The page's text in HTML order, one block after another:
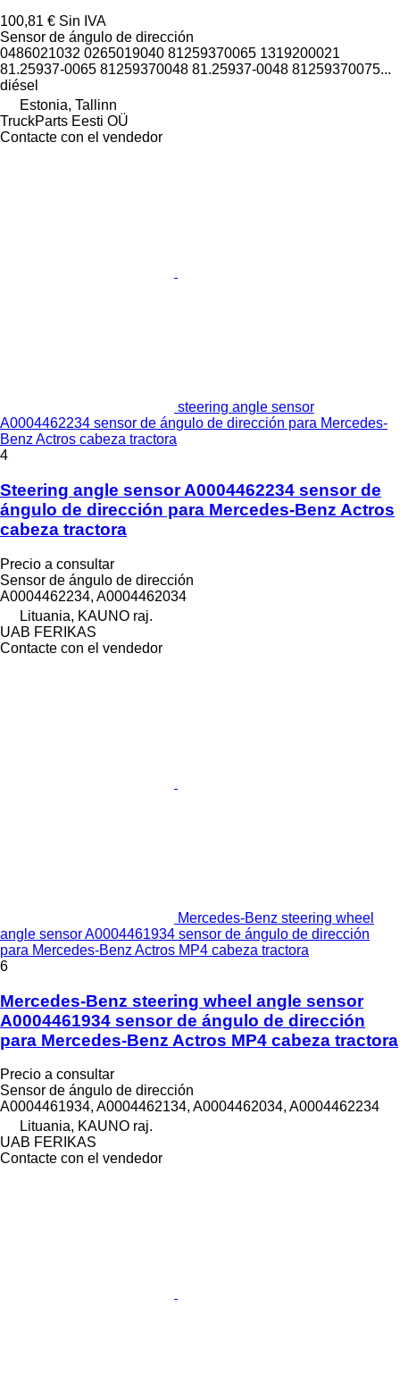
100,81 € Sin IVA
Sensor de ángulo de dirección
0486021032 0265019040 81259370065 1319200021
81.25937-0065 81259370048 81.25937-0048 81259370075...
diésel
Estonia, Tallinn
TruckParts Eesti OÜ
Contacte con el vendedor
steering angle sensor
A0004462234 sensor de ángulo de dirección para Mercedes-
Benz Actros cabeza tractora
4
Steering angle sensor A0004462234 sensor de
ángulo de dirección para Mercedes-Benz Actros
cabeza tractora
Precio a consultar
Sensor de ángulo de dirección
A0004462234, A0004462034
Lituania, KAUNO raj.
UAB FERIKAS
Contacte con el vendedor
Mercedes-Benz steering wheel
angle sensor A0004461934 sensor de ángulo de dirección
para Mercedes-Benz Actros MP4 cabeza tractora
6
Mercedes-Benz steering wheel angle sensor
A0004461934 sensor de ángulo de dirección
para Mercedes-Benz Actros MP4 cabeza tractora
Precio a consultar
Sensor de ángulo de dirección
A0004461934, A0004462134, A0004462034, A0004462234
Lituania, KAUNO raj.
UAB FERIKAS
Contacte con el vendedor